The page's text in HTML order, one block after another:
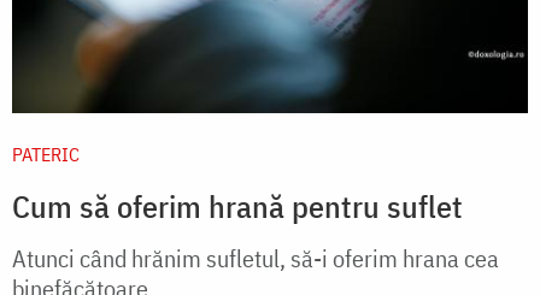
PATERIC
Cum să oferim hrană pentru suflet
Atunci când hrănim sufletul, să-i oferim hrana cea